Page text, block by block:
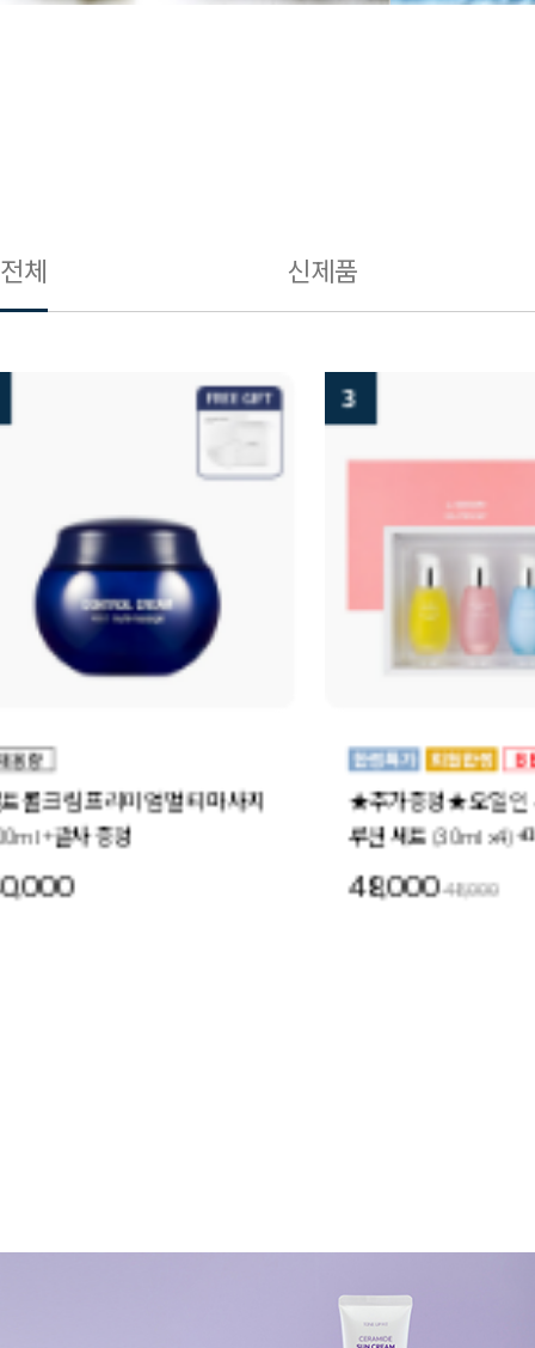
전체 신제품
★추가증정★ 오일 인 세럼 4-세럼 솔
루션 세트 (30ml x4) +미드나이트스페
셜 세트 1세트 증정
48,000
더블 모이스처
30ml 6개
72,000